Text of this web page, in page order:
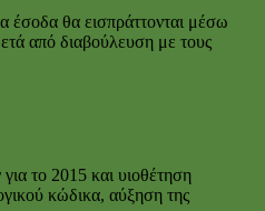
έσοδα θα εισπράττονται μέσω
από διαβούλευση με τους
το 2015 και υιοθέτηση
κώδικα, αύξηση της